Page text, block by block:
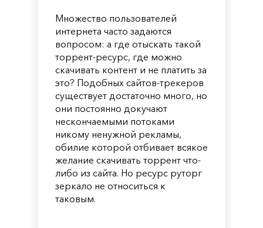
Множество пользователей
интернета часто задаются
вопросом: а где отыскать такой
торрент-ресурс, где можно
скачивать контент и не платить за
это? Подобных сайтов-трекеров
существует достаточно много, но
они постоянно докучают
нескончаемыми потоками
никому ненужной рекламы,
обилие которой отбивает всякое
желание скачивать торрент что-
либо из сайта. Но ресурс руторг
зеркало не относиться к
таковым.